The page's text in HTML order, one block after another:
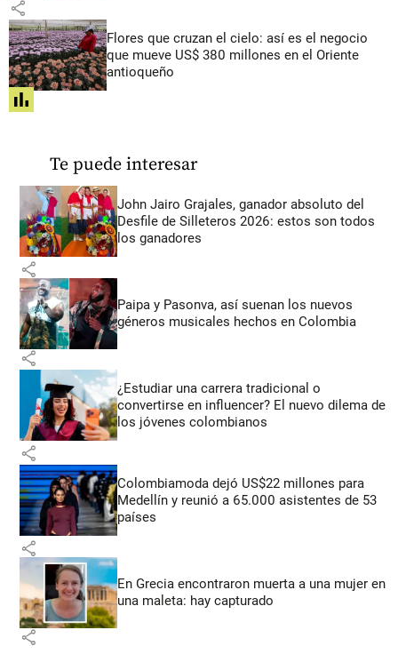
share
Flores que cruzan el cielo: así es el negocio
que mueve US$ 380 millones en el Oriente
antioqueño
share
Te puede interesar
John Jairo Grajales, ganador absoluto del
Desfile de Silleteros 2026: estos son todos
los ganadores
share
Paipa y Pasonva, así suenan los nuevos
géneros musicales hechos en Colombia
share
¿Estudiar una carrera tradicional o
convertirse en influencer? El nuevo dilema de
los jóvenes colombianos
share
Colombiamoda dejó US$22 millones para
Medellín y reunió a 65.000 asistentes de 53
países
share
En Grecia encontraron muerta a una mujer en
una maleta: hay capturado
share